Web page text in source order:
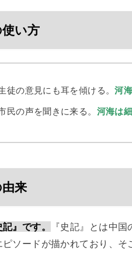
使い方
徒の意見にも耳を傾ける。河
民の声を聞きに来る。 河海は
来
』です。
『史記』とは中
ソードが描かれており、